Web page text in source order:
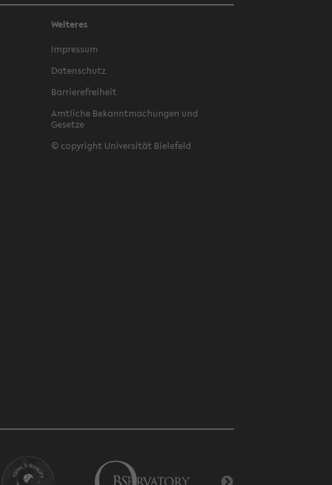
Weiteres
Impressum
Datenschutz
Barrierefreiheit
Amtliche Bekanntmachungen und
Gesetze
© copyright Universität Bielefeld